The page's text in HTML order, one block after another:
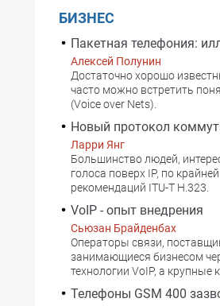
БИЗНЕС
Пакетная телефония:
Алексей Полунин
Достаточно хорошо
часто можно встретить
(Voice over Nets).
Новый протокол
Ларри Янг
Большинство людей,
голоса поверх IP, по
рекомендаций ITU-T Н.323.
VoIP - опыт внедрения
Сьюзан Брайденбах
Операторы связи,
занимающиеся бизнесом
технологии VoIP, а крупные
Телефоны GSM 400